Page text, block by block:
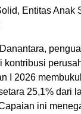
Entitas Anak
kontribusi
I 2026
25,1% dari
ini